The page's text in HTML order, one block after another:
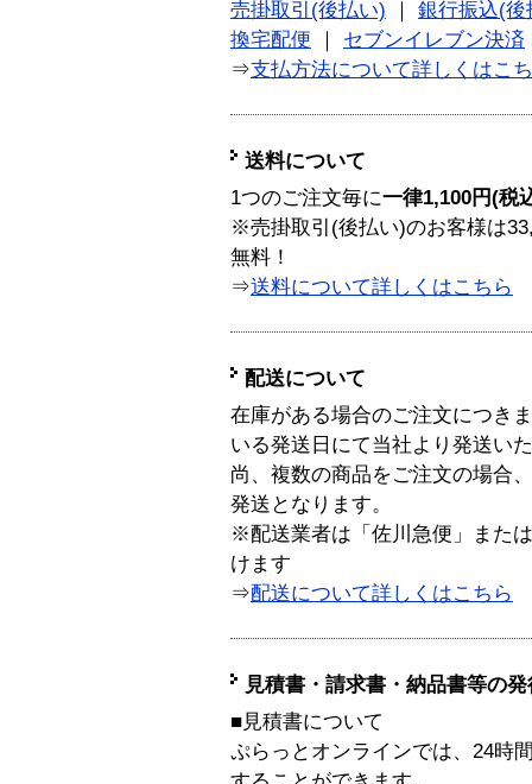
売掛取引(後払い)
銀行振込(後
換宅配便
セブンイレブン決済
⇒支払方法について詳しくはこ
送料について
1つのご注文毎に一律1,100円(税
※売掛取引(後払い)のお客様は
無料！
⇒送料について詳しくはこちら
配送について
在庫がある場合のご注文につき
いる発送日にて当社より発送い
尚、複数の商品をご注文の場合
発送となります。
※配送業者は「佐川急便」また
けます
⇒配送について詳しくはこちら
見積書・請求書・納品書等の
■見積書について
ぷらっとオンラインでは、24時